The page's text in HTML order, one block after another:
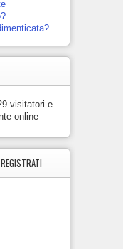
visitatori e
online